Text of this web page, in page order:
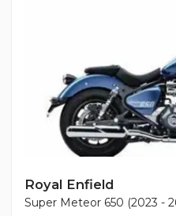
Royal Enfield
Super Meteor 650 (2023 -